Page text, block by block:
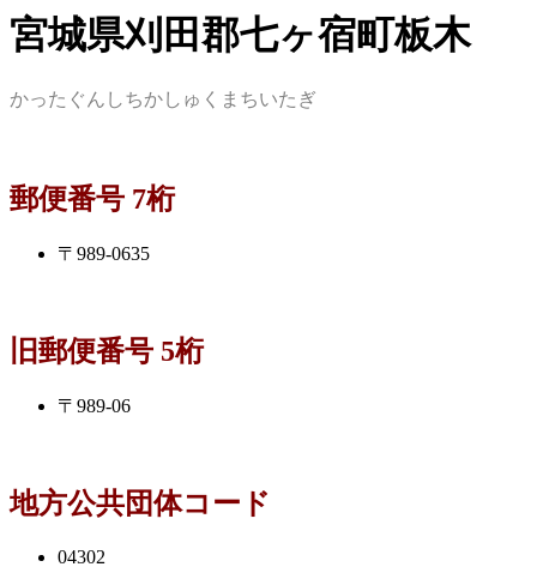
宮城県刈田郡七ヶ宿町板木
かったぐんしちかしゅくまちいたぎ
郵便番号 7桁
〒989-0635
旧郵便番号 5桁
〒989-06
地方公共団体コード
04302